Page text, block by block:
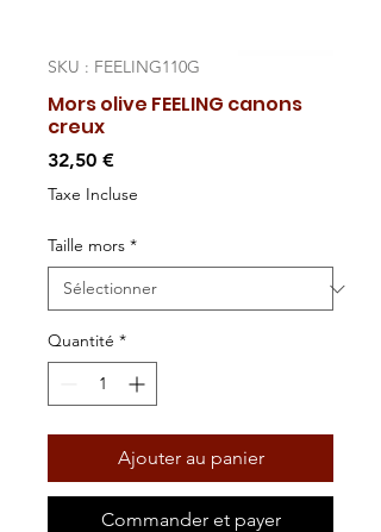
SKU : FEELING110G
Mors olive FEELING canons
creux
32,50 €Prix
Taxe Incluse
Taille mors *
Quantité *
Ajouter au panier
Commander et payer